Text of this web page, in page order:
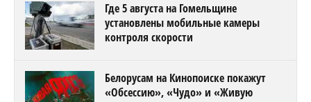
Где 5 августа на Гомельщине
установлены мобильные камеры
контроля скорости
Белорусам на Кинопоиске покажут
«Обсессию», «Чудо» и «Живую